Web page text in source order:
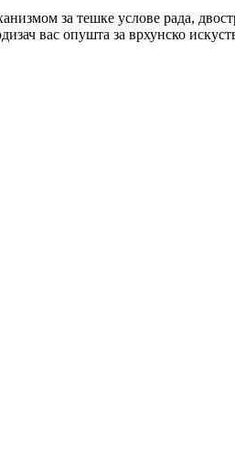
за тешке услове рада,
вас опушта за врхунско